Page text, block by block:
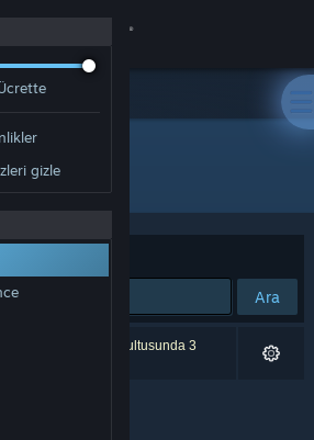
yükle
görüntüle
gizle
Ara
Tercihleriniz doğrultusunda 3